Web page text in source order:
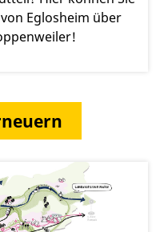
Eglosheim über